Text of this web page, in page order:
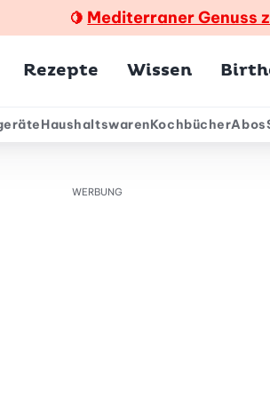
🍋 Mediterraner Genuss
Rezepte Wissen
HaushaltswarenKochbücherAbos
WERBUNG